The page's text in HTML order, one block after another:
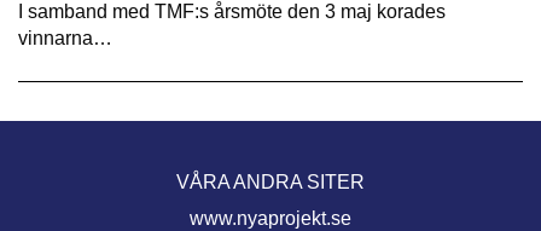
I samband med TMF:s årsmöte den 3 maj korades
vinnarna…
VÅRA ANDRA SITER
www.nyaprojekt.se